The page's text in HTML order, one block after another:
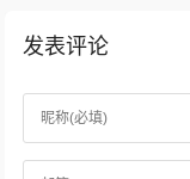
发表评论